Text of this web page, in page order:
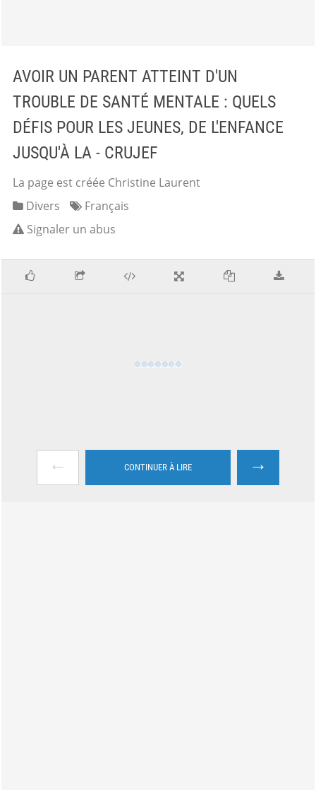
AVOIR UN PARENT ATTEINT D'UN
TROUBLE DE SANTÉ MENTALE : QUELS
DÉFIS POUR LES JEUNES, DE L'ENFANCE
JUSQU'À LA - CRUJEF
La page est créée Christine Laurent
Divers
Français
Signaler un abus
← CONTINUER À LIRE →